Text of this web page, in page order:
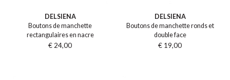
DELSIENA
Boutons de manchette
rectangulaires en nacre
€ 24,00
DELSIENA
Boutons de manchette ronds et
double face
€ 19,00